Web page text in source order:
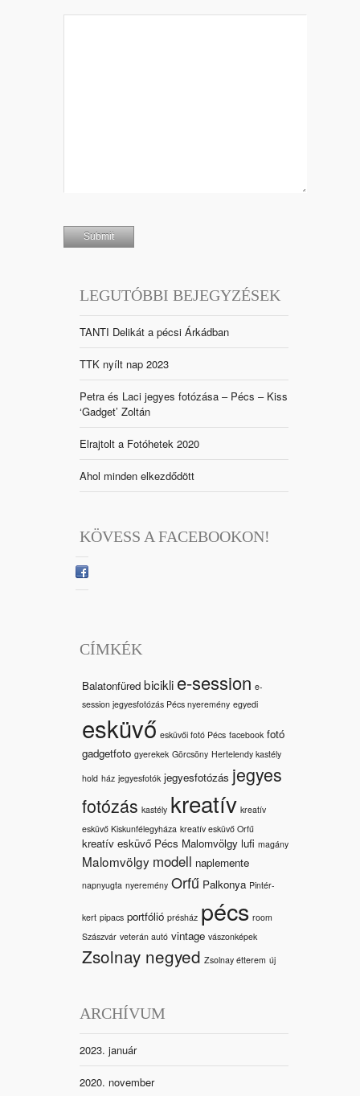
LEGUTÓBBI BEJEGYZÉSEK
TANTI Delikát a pécsi Árkádban
TTK nyílt nap 2023
Petra és Laci jegyes fotózása – Pécs – Kiss
‘Gadget’ Zoltán
Elrajtolt a Fotóhetek 2020
Ahol minden elkezdődött
KÖVESS A FACEBOOKON!
CÍMKÉK
Balatonfüred bicikli e-session e-
session jegyesfotózás Pécs nyeremény egyedi
esküvő esküvői fotó Pécs facebook fotó
gadgetfoto gyerekek Görcsöny Hertelendy kastély
hold ház jegyesfotók jegyesfotózás jegyes
fotózás kastély kreatív kreatív
esküvő Kiskunfélegyháza kreatív esküvő Orfű
kreatív esküvő Pécs Malomvölgy lufi magány
Malomvölgy modell naplemente
napnyugta nyeremény Orfű Palkonya Pintér-
kert pipacs portfólió présház pécs room
Szászvár veterán autó vintage vászonképek
Zsolnay negyed Zsolnay étterem új
ARCHÍVUM
2023. január
2020. november